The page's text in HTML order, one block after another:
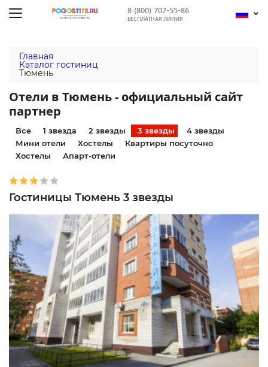
8 (800) 707-55-86
БЕСПЛАТНАЯ ЛИНИЯ
Главная
Каталог гостиниц
Тюмень
Отели в Тюмень - официальный сайт
партнер
Все 1 звезда 2 звезды 3 звезды
4 звезды
Мини отели
Хостелы
Квартиры посуточно
Хостелы
Апарт-отели
Гостиницы Тюмень 3 звезды